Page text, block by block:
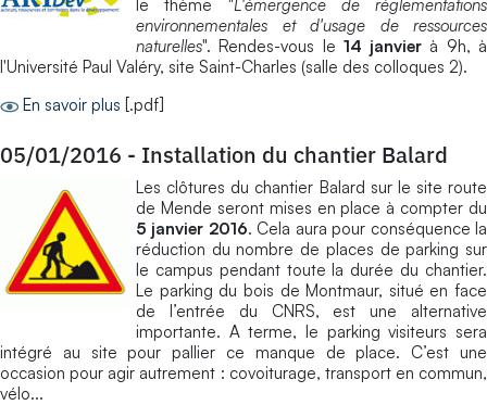
le thème "L'émergence de réglementations
environnementales et d'usage de ressources
naturelles". Rendes-vous le 14 janvier à 9h, à
l'Université Paul Valéry, site Saint-Charles (salle des colloques 2).
En savoir plus [.pdf]
05/01/2016 - Installation du chantier Balard
Les clôtures du chantier Balard sur le site route
de Mende seront mises en place à compter du
5 janvier 2016. Cela aura pour conséquence la
réduction du nombre de places de parking sur
le campus pendant toute la durée du chantier.
Le parking du bois de Montmaur, situé en face
de l’entrée du CNRS, est une alternative
importante. A terme, le parking visiteurs sera
intégré au site pour pallier ce manque de place. C’est une
occasion pour agir autrement : covoiturage, transport en commun,
vélo...